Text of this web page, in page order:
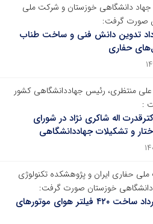
جهاد دانشگاهی خوزستان و شرکت ملی
صورت گرفت:
تدوین دانش فنی و ساخت طناب
حفاری
علی منتظری، رئیس جهاددانشگاهی کشور
:
اله شاکری نژاد در شورای
و تشکیلات جهاددانشگاهی
حفاری ایران و پژوهشکده تکنولوژی
دانشگاهی خوزستان صورت گرفت:
امضای قرارداد ساخت ۴۲۰ فیلتر هوای موتورهای